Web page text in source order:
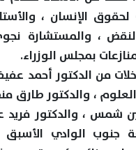
الإنسان ،
، والمستشارة
بمجلس الوزراء.
من الدكتور أحمد
، والدكتور طارق
شمس ، والدكتور فريد
جنوب الوادي الأسبق ،